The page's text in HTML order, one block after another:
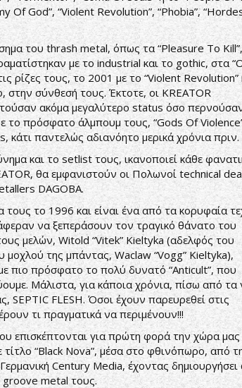
Of God”, “Violent Revolution”, “Phobia”,
του thrash metal, όπως τα “Pleasure To Kill”,
με το industrial και το gothic, στα
ρίζες τους, το 2001 με το “Violent Revolution”
στην σύνθεσή τους. Έκτοτε, οι KREATOR
ακόμα μεγαλύτερο status όσο
το πρόσφατο άλμπουμ τους, “Gods Of
παντελώς αδιανόητο μερικά χρόνια πριν.
και το setlist τους, ικανοποιεί κάθε
θα εμφανιστούν οι Πολωνοί technical
DAGOBA.
το 1996 και είναι ένα από τα κορυφαία
να ξεπεράσουν τον τραγικό θάνατο του
μελών, Witold “Vitek” Kieltyka (αδελφός του
μοχλού της μπάντας, Waclaw “Vogg” Kieltyka),
πιο πρόσφατο το πολύ δυνατό “Anticult”, που
Μάλιστα, για κάποια χρόνια, πίσω από τα
SEPTIC FLESH. Όσοι έχουν παρευρεθεί στις
τι πραγματικά να περιμένουν!!!
επισκέπτονται για πρώτη φορά την χώρα μας
“Black Nova”, μέσα στο φθινόπωρο, από
Century Media, έχοντας δημιουργήσει
metal τους.